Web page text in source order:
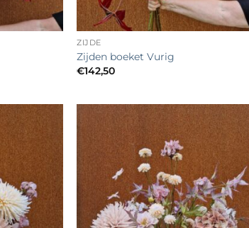
+
ZIJDE
Zijden boeket Vurig
€142,50
aan
verlanglijst
aan
verlanglijst